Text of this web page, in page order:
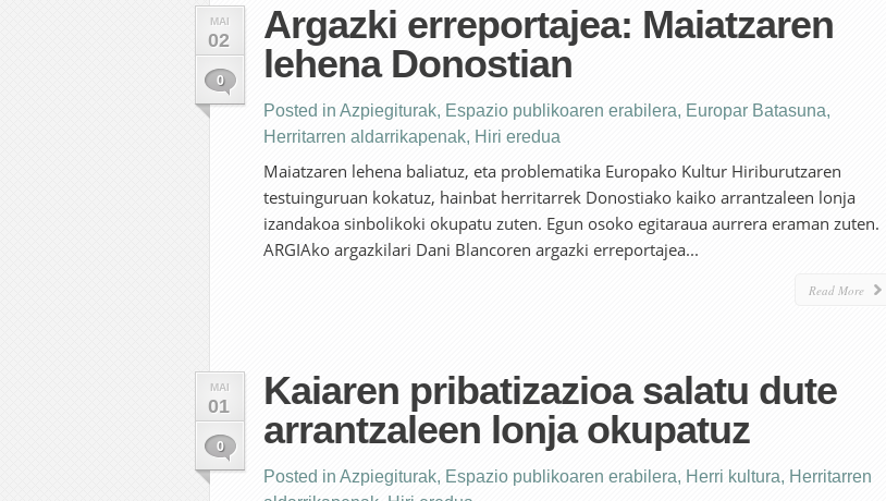
MAI
02
0
Argazki erreportajea: Maiatzaren
lehena Donostian
Posted in Azpiegiturak, Espazio publikoaren erabilera, Europar Batasuna,
Herritarren aldarrikapenak, Hiri eredua
Maiatzaren lehena baliatuz, eta problematika Europako Kultur Hiriburutzaren
testuinguruan kokatuz, hainbat herritarrek Donostiako kaiko arrantzaleen lonja
izandakoa sinbolikoki okupatu zuten. Egun osoko egitaraua aurrera eraman zuten.
ARGIAko argazkilari Dani Blancoren argazki erreportajea...
Read More
MAI
01
0
Kaiaren pribatizazioa salatu dute
arrantzaleen lonja okupatuz
Posted in Azpiegiturak, Espazio publikoaren erabilera, Herri kultura, Herritarren